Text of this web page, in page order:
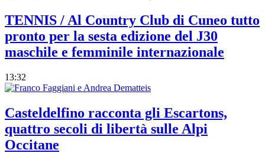
TENNIS / Al Country Club di Cuneo tutto
pronto per la sesta edizione del J30
maschile e femminile internazionale
13:32
Casteldelfino racconta gli Escartons,
quattro secoli di libertà sulle Alpi
Occitane